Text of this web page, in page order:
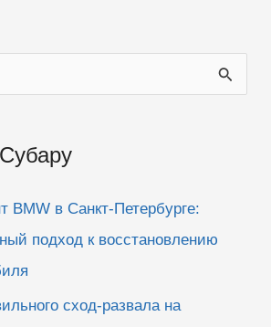
BMW в Санкт-Петербурге:
подход к восстановлению
сход-развала на